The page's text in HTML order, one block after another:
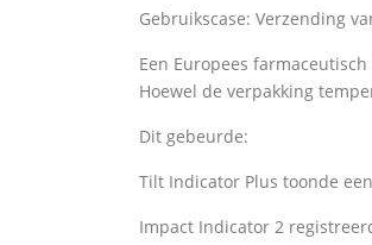
Gebruikscase: Verzending
Een Europees
Hoewel de verpakking
Dit gebeurde:
Tilt Indicator Plus toonde
Impact Indicator 2